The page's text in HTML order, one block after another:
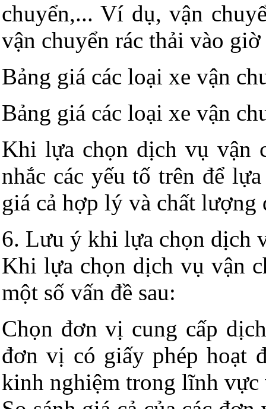
chuyển,... Ví dụ, vận
vận chuyển rác thải vào
Bảng giá các loại xe vận
Bảng giá các loại xe vận
Khi lựa chọn dịch vụ vận
nhắc các yếu tố trên để
giá cả hợp lý và chất
6. Lưu ý khi lựa chọn dịch
Khi lựa chọn dịch vụ vận
một số vấn đề sau:
Chọn đơn vị cung cấp
đơn vị có giấy phép hoạt
kinh nghiệm trong lĩnh vực